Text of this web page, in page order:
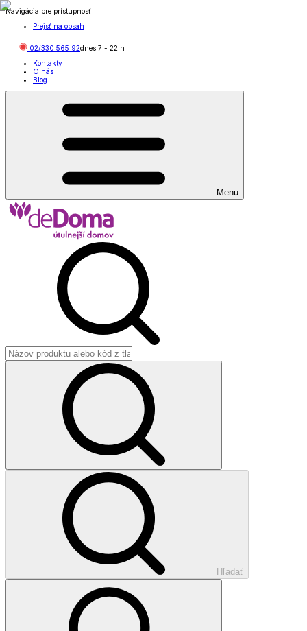
Navigácia pre prístupnosť
Prejsť na obsah
02/330 565 92dnes 7 - 22 h
Kontakty
O nás
Blog
Menu
Hľadať